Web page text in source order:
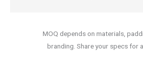
MOQ depends on materials,
branding. Share your specs for